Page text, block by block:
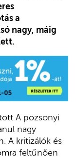
a
nagy, máig
A pozsonyi
nagy
A kritizálók és
feltűnően